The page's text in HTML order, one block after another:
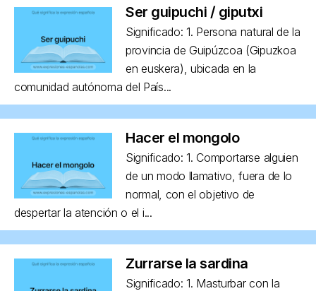
Ser guipuchi / giputxi
Significado: 1. Persona natural de la
provincia de Guipúzcoa (Gipuzkoa
en euskera), ubicada en la
comunidad autónoma del País...
Hacer el mongolo
Significado: 1. Comportarse alguien
de un modo llamativo, fuera de lo
normal, con el objetivo de
despertar la atención o el i...
Zurrarse la sardina
Significado: 1. Masturbar con la